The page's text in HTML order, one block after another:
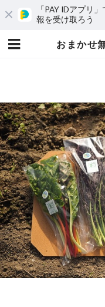
「PAY IDアプリ
報を受け取ろう